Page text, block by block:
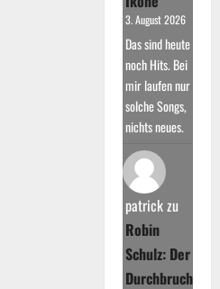
3. August 2026
Das sind heute
noch Hits. Bei
mir laufen nur
solche Songs,
nichts neues.
patrickzu
Robin
Schulz: Der
Durchbruch